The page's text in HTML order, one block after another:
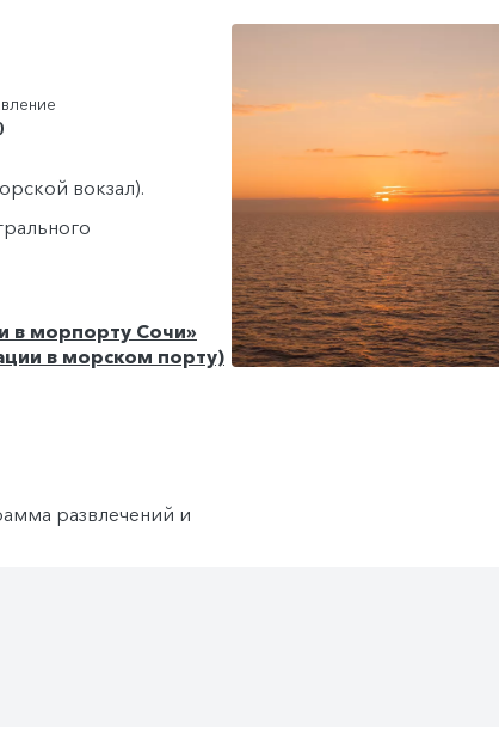
вокзал).
в морпорту Сочи»
в морском порту)
развлечений и